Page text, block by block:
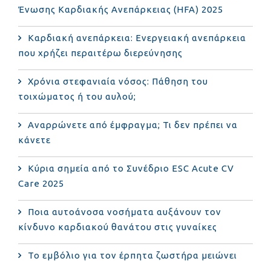
Ένωσης Καρδιακής Ανεπάρκειας (HFA) 2025
Καρδιακή ανεπάρκεια: Ενεργειακή ανεπάρκεια
που χρήζει περαιτέρω διερεύνησης
Χρόνια στεφανιαία νόσος: Πάθηση του
τοιχώματος ή του αυλού;
Αναρρώνετε από έμφραγμα; Τι δεν πρέπει να
κάνετε
Κύρια σημεία από το Συνέδριο ESC Acute CV
Care 2025
Ποια αυτοάνοσα νοσήματα αυξάνουν τον
κίνδυνο καρδιακού θανάτου στις γυναίκες
Το εμβόλιο για τον έρπητα ζωστήρα μειώνει